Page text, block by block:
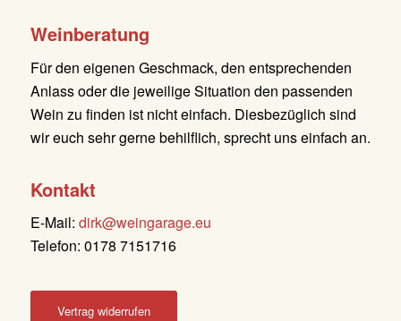
Weinberatung
Für den eigenen Geschmack, den entsprechenden
Anlass oder die jeweilige Situation den passenden
Wein zu finden ist nicht einfach. Diesbezüglich sind
wir euch sehr gerne behilflich, sprecht uns einfach an.
Kontakt
E-Mail: dirk@weingarage.eu
Telefon: 0178 7151716
Vertrag widerrufen